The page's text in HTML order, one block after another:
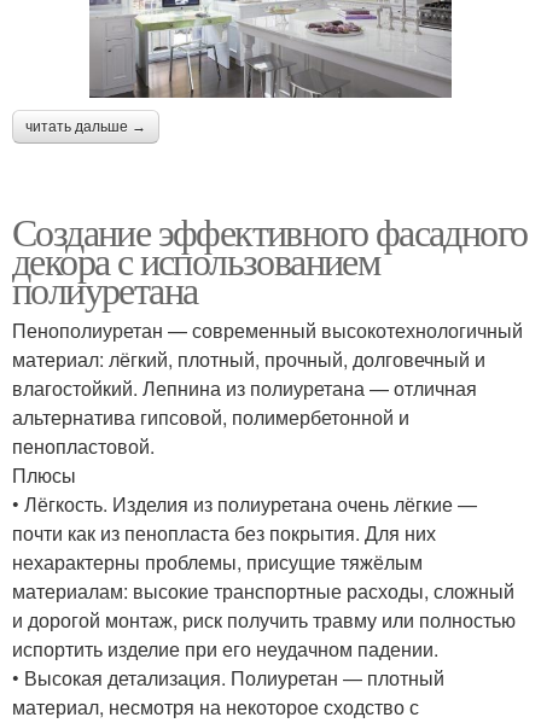
читать дальше →
Создание эффективного фасадного
декора с использованием
полиуретана
Пенополиуретан — современный высокотехнологичный
материал: лёгкий, плотный, прочный, долговечный и
влагостойкий. Лепнина из полиуретана — отличная
альтернатива гипсовой, полимербетонной и
пенопластовой.
Плюсы
• Лёгкость. Изделия из полиуретана очень лёгкие —
почти как из пенопласта без покрытия. Для них
нехарактерны проблемы, присущие тяжёлым
материалам: высокие транспортные расходы, сложный
и дорогой монтаж, риск получить травму или полностью
испортить изделие при его неудачном падении.
• Высокая детализация. Полиуретан — плотный
материал, несмотря на некоторое сходство с